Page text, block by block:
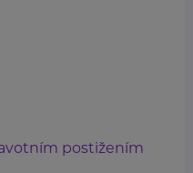
postižením